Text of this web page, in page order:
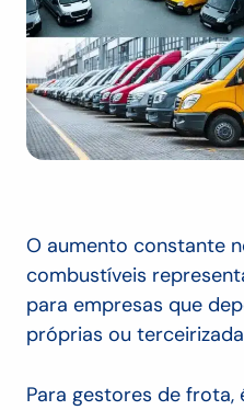
O aumento constante
combustíveis
para empresas que
próprias ou
Para gestores de frota,